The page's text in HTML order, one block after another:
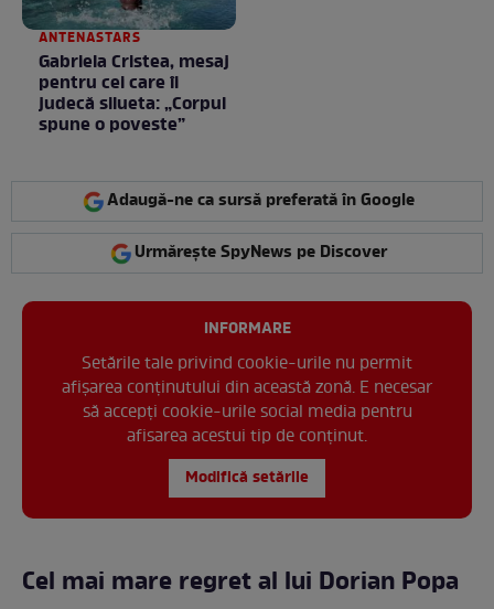
ANTENASTARS
Gabriela Cristea, mesaj
pentru cei care îi
judecă silueta: „Corpul
spune o poveste”
Adaugă-ne ca sursă preferată în Google
Urmărește SpyNews pe Discover
INFORMARE
Setările tale privind cookie-urile nu permit
afișarea conținutului din această zonă. E necesar
să accepți cookie-urile social media pentru
afisarea acestui tip de conținut.
Modifică setările
Cel mai mare regret al lui Dorian Popa